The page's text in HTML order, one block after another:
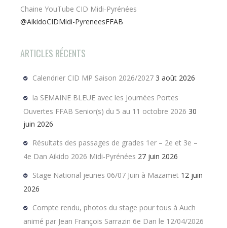
Chaine YouTube CID Midi-Pyrénées
@AikidoCIDMidi-PyreneesFFAB
ARTICLES RÉCENTS
Calendrier CID MP Saison 2026/2027 3 août 2026
la SEMAINE BLEUE avec les Journées Portes
Ouvertes FFAB Senior(s) du 5 au 11 octobre 2026 30
juin 2026
Résultats des passages de grades 1er – 2e et 3e –
4e Dan Aikido 2026 Midi-Pyrénées 27 juin 2026
Stage National jeunes 06/07 Juin à Mazamet 12 juin
2026
Compte rendu, photos du stage pour tous à Auch
animé par Jean François Sarrazin 6e Dan le 12/04/2026